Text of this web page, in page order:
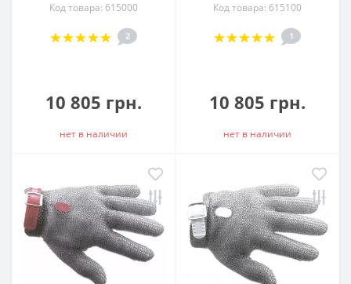
Код товара: 615000
2
10 805 грн.
нет в наличии
Код товара: 615100
1
10 805 грн.
нет в наличии